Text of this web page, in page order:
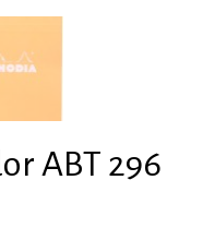
ABT 296